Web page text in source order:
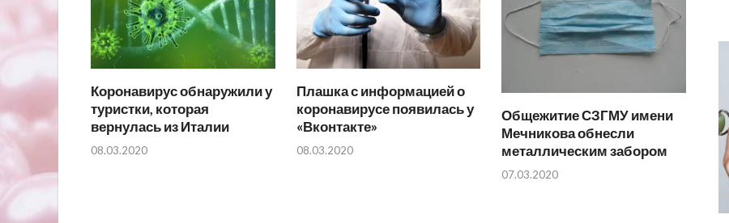
Коронавирус обнаружили у
туристки, которая
вернулась из Италии
08.03.2020
Плашка с информацией о
коронавирусе появилась у
«Вконтакте»
08.03.2020
Общежитие СЗГМУ имени
Мечникова обнесли
металлическим забором
07.03.2020